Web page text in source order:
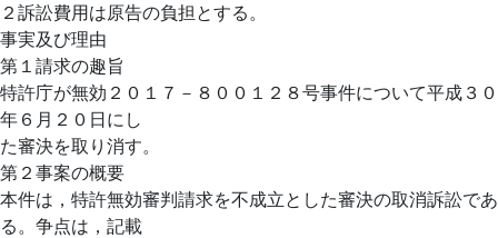
２訴訟費用は原告の負担とする。
事実及び理由
第１請求の趣旨
特許庁が無効２０１７－８００１２８号事件について平成３０
年６月２０日にし
た審決を取り消す。
第２事案の概要
本件は，特許無効審判請求を不成立とした審決の取消訴訟であ
る。争点は，記載